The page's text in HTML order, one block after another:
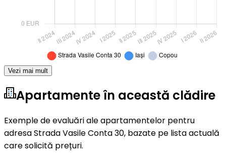
Vezi mai mult
Apartamente în această clădire
Exemple de evaluări ale apartamentelor pentru
adresa Strada Vasile Conta 30, bazate pe lista actuală
care solicită prețuri.